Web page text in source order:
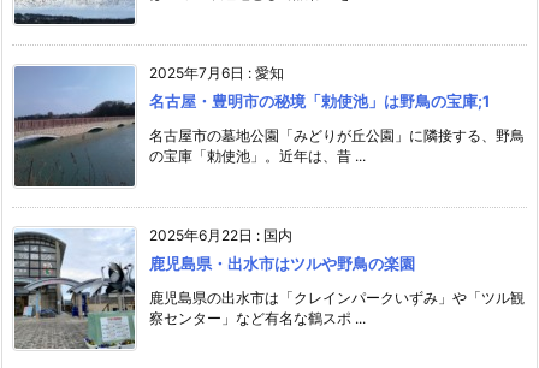
2025年7月6日 : 愛知
名古屋・豊明市の秘境「勅使池」は野鳥の宝庫;1
名古屋市の墓地公園「みどりが丘公園」に隣接する、野鳥
の宝庫「勅使池」。近年は、昔 ...
2025年6月22日 : 国内
鹿児島県・出水市はツルや野鳥の楽園
鹿児島県の出水市は「クレインパークいずみ」や「ツル観
察センター」など有名な鶴スポ ...